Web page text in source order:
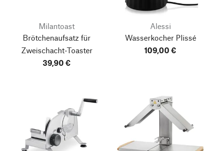
Milantoast
Brötchenaufsatz für
Zweischacht-Toaster
39,90 €
Alessi
Wasserkocher Plissé
109,00 €